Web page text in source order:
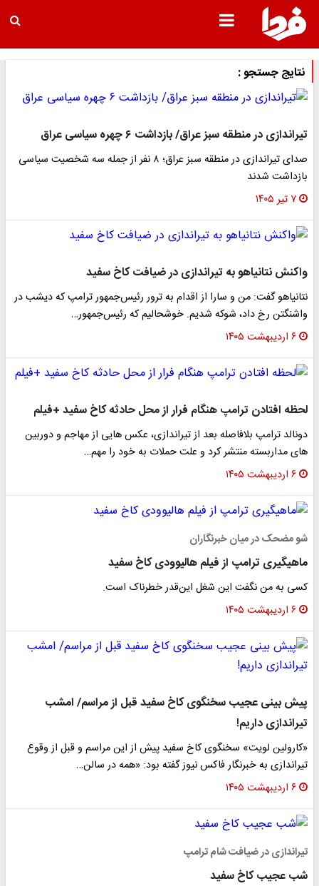
نتایج جستجو :
تیراندازی در منطقه سبز عراق/ بازداشت ۶ چهره سیاسی عراق
صدای تیراندازی در منطقه سبز عراق؛ ۸ نفر از جمله سه شخصیت سیاسی
بازداشت شدند
۷ تیر ۱۴۰۵
واکنش نتانیاهو به تیراندازی در ضیافت کاخ سفید
نتانیاهو گفت: من و سارا از اقدام به ترور رئیس‌جمهور ترامپ که دیشب در
واشنگتن رخ داد، شوکه شدیم. خوشحالیم که رئیس‌جمهور…
۶ اردیبهشت ۱۴۰۵
لحظه افتادن ترامپ هنگام فرار از محل حادثه کاخ سفید +فیلم
دونالد ترامپ بلافاصله بعد از تیراندازی، عکس هایی از مهاجم و دوربین
های مداربسته منتشر کرد و علت حملات به خود را مهم…
۶ اردیبهشت ۱۴۰۵
شو مضحک در میان خبرنگاران
ماهیگیری ترامپ از فیلم هالیوودی کاخ سفید
کسی به من نگفت این شغل این‌قدر خطرناک است.
۶ اردیبهشت ۱۴۰۵
پیش بینی عجیب سخنگوی کاخ سفید قبل از مراسم/ امشب
تیراندازی داریم!
«کارولین لویت» سخنگوی کاخ سفید پیش از این مراسم و قبل از وقوع
تیراندازی به خبرنگار فاکس نیوز گفته بود: «همه در سالن…
۶ اردیبهشت ۱۴۰۵
تیراندازی در ضیافت شام ترامپ
شب عجیب کاخ سفید